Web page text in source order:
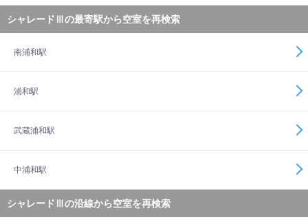
シャレードⅢの最寄駅から空室を再検索
南浦和駅
浦和駅
武蔵浦和駅
中浦和駅
シャレードⅢの沿線から空室を再検索